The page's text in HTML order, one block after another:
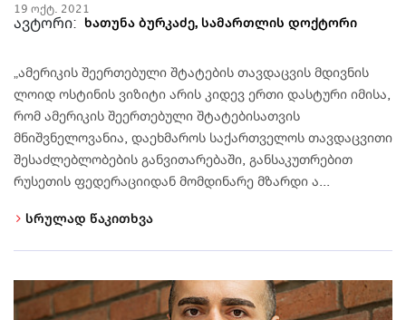
ავტორი: ხათუნა ბურკაძე, სამართლის დოქტორი
19 ოქტ. 2021
„ამერიკის შეერთებული შტატების თავდაცვის მდივნის
ლოიდ ოსტინის ვიზიტი არის კიდევ ერთი დასტური იმისა,
რომ ამერიკის შეერთებული შტატებისათვის
მნიშვნელოვანია, დაეხმაროს საქართველოს თავდაცვითი
შესაძლებლობების განვითარებაში, განსაკუთრებით
რუსეთის ფედერაციიდან მომდინარე მზარდი ა...
სრულად წაკითხვა